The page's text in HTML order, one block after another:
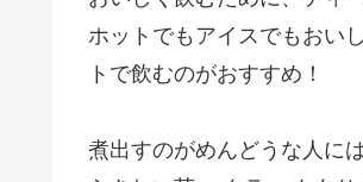
ホットでもアイスでもおい
トで飲むのがおすすめ！
煮出すのがめんどうな人に